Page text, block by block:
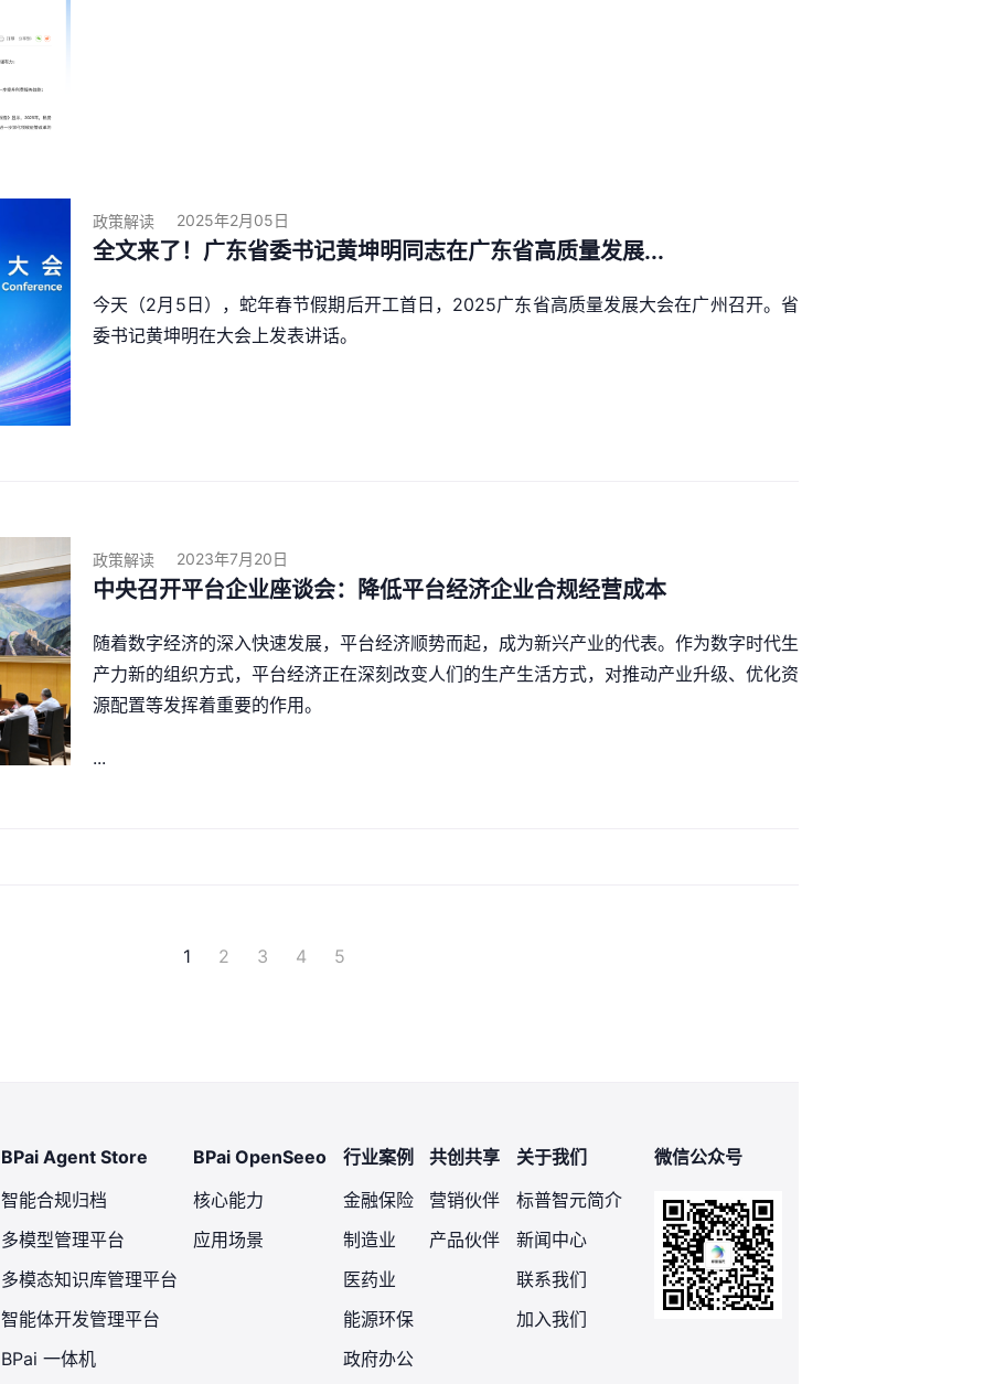
政策解读 2025年2月05日
全文来了！广东省委书记黄坤明同志在广东省高质量发展...
今天（2月5日），蛇年春节假期后开工首日，2025广东省高质量发展大会在广州召开。省
委书记黄坤明在大会上发表讲话。
政策解读 2023年7月20日
中央召开平台企业座谈会：降低平台经济企业合规经营成本
随着数字经济的深入快速发展，平台经济顺势而起，成为新兴产业的代表。作为数字时代生
产力新的组织方式，平台经济正在深刻改变人们的生产生活方式，对推动产业升级、优化资
源配置等发挥着重要的作用。
...
1 2 3 4 5
BPai Agent Store
智能合规归档
多模型管理平台
多模态知识库管理平台
智能体开发管理平台
BPai 一体机
BPai OpenSeeo
核心能力
应用场景
行业案例
金融保险
制造业
医药业
能源环保
政府办公
共创共享
营销伙伴
产品伙伴
关于我们
标普智元简介
新闻中心
联系我们
加入我们
微信公众号